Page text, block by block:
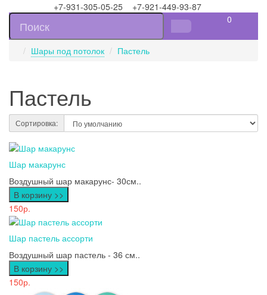
+7-931-305-05-25 +7-921-449-93-87
0
Шары под потолок Пастель
Пастель
Сортировка:
Шар макарунс
Воздушный шар макарунс- 30см..
В корзину >>
150р.
Шар пастель ассорти
Воздушный шар пастель - 36 см..
В корзину >>
150р.